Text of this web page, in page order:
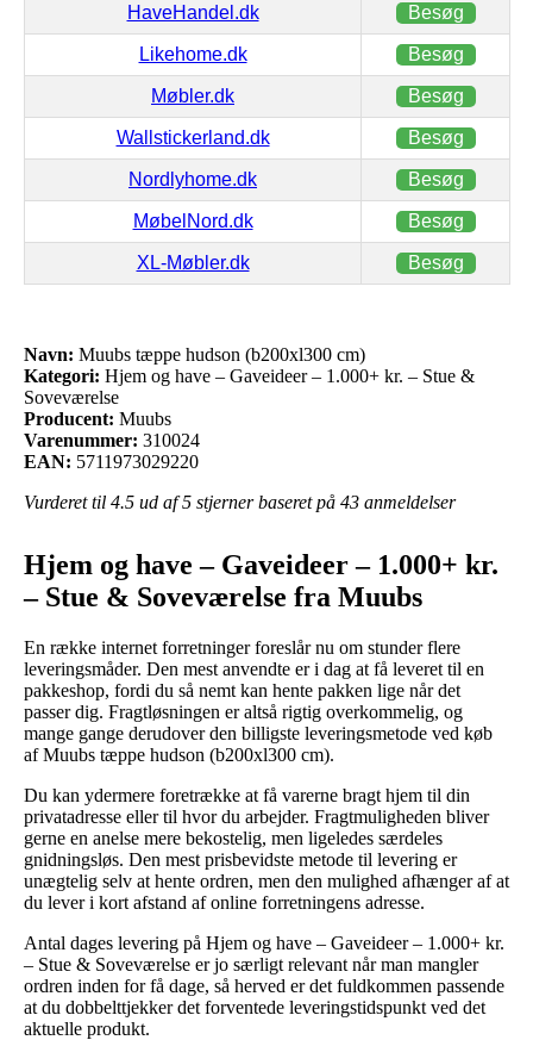
HaveHandel.dk Besøg
Likehome.dk Besøg
Møbler.dk Besøg
Wallstickerland.dk Besøg
Nordlyhome.dk Besøg
MøbelNord.dk Besøg
XL-Møbler.dk Besøg
Navn: Muubs tæppe hudson (b200xl300 cm)
Kategori: Hjem og have – Gaveideer – 1.000+ kr. – Stue &
Soveværelse
Producent: Muubs
Varenummer: 310024
EAN: 5711973029220
Vurderet til 4.5 ud af 5 stjerner baseret på 43 anmeldelser
Hjem og have – Gaveideer – 1.000+ kr.
– Stue & Soveværelse fra Muubs
En række internet forretninger foreslår nu om stunder flere
leveringsmåder. Den mest anvendte er i dag at få leveret til en
pakkeshop, fordi du så nemt kan hente pakken lige når det
passer dig. Fragtløsningen er altså rigtig overkommelig, og
mange gange derudover den billigste leveringsmetode ved køb
af Muubs tæppe hudson (b200xl300 cm).
Du kan ydermere foretrække at få varerne bragt hjem til din
privatadresse eller til hvor du arbejder. Fragtmuligheden bliver
gerne en anelse mere bekostelig, men ligeledes særdeles
gnidningsløs. Den mest prisbevidste metode til levering er
unægtelig selv at hente ordren, men den mulighed afhænger af at
du lever i kort afstand af online forretningens adresse.
Antal dages levering på Hjem og have – Gaveideer – 1.000+ kr.
– Stue & Soveværelse er jo særligt relevant når man mangler
ordren inden for få dage, så herved er det fuldkommen passende
at du dobbelttjekker det forventede leveringstidspunkt ved det
aktuelle produkt.